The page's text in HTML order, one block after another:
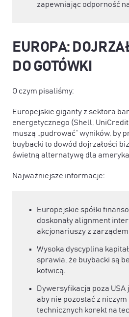
zapewniając odporność
EUROPA:
DO GOTÓWKI
O czym pisaliśmy:
Europejskie giganty z sektora
energetycznego (Shell,
muszą „pudrować” wyników, by
buybacki to dowód dojrzałości
świetną alternatywę dla
Najważniejsze informacje:
Europejskie spółki
doskonały alignment
akcjonariuszy z zarządem.
Wysoka dyscyplina
sprawia, że buybacki są
kotwicą.
Dywersyfikacja poza USA
aby nie pozostać z niczym
technicznych korekt na